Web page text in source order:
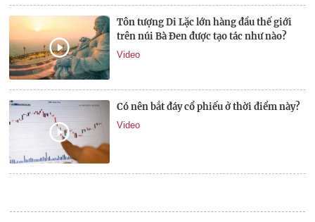
Tôn tượng Di Lặc lớn hàng đầu thế giới
trên núi Bà Đen được tạo tác như nào?
Video
Có nên bắt đáy cổ phiếu ở thời điểm này?
Video